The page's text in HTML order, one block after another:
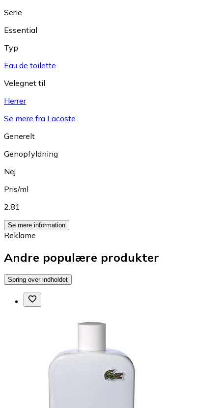
Serie
Essential
Typ
Eau de toilette
Velegnet til
Herrer
Se mere fra Lacoste
Generelt
Genopfyldning
Nej
Pris/ml
2.81
Se mere information
Reklame
Andre populære produkter
Spring over indholdet